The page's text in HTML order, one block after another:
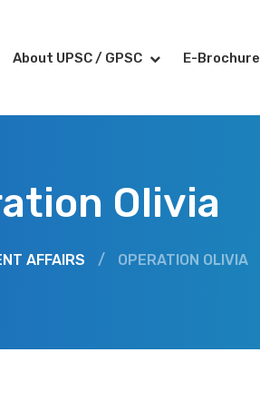
About UPSC / GPSC E-Brochure
Olivia
AFFAIRS / OPERATION OLIVIA